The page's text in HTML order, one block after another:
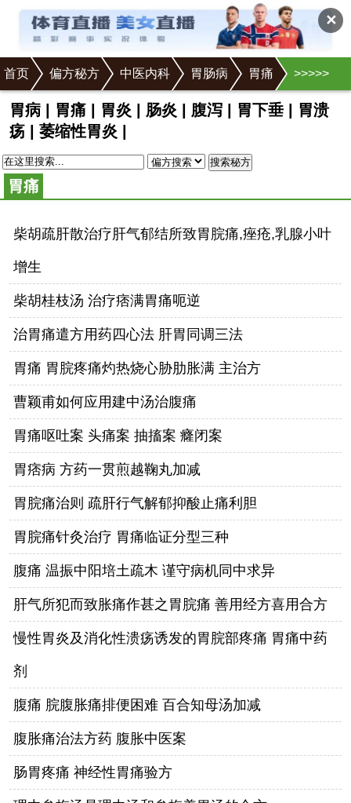
✕
首页 >
偏方秘方 >
中医内科 >
胃肠病 >
胃痛 >
胃病 | 胃痛 | 胃炎 | 肠炎 | 腹泻 | 胃下垂 | 胃溃
疡 | 萎缩性胃炎 |
搜索秘方
胃痛
柴胡疏肝散治疗肝气郁结所致胃脘痛,痤疮,乳腺小叶
增生
柴胡桂枝汤 治疗痞满胃痛呃逆
治胃痛遣方用药四心法 肝胃同调三法
胃痛 胃脘疼痛灼热烧心胁肋胀满 主治方
曹颖甫如何应用建中汤治腹痛
胃痛呕吐案 头痛案 抽搐案 癃闭案
胃痞病 方药一贯煎越鞠丸加减
胃脘痛治则 疏肝行气解郁抑酸止痛利胆
胃脘痛针灸治疗 胃痛临证分型三种
腹痛 温振中阳培土疏木 谨守病机同中求异
肝气所犯而致胀痛作甚之胃脘痛 善用经方喜用合方
慢性胃炎及消化性溃疡诱发的胃脘部疼痛 胃痛中药
剂
腹痛 脘腹胀痛排便困难 百合知母汤加减
腹胀痛治法方药 腹胀中医案
肠胃疼痛 神经性胃痛验方